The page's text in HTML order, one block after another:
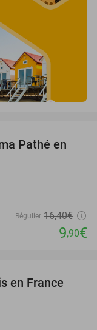
40%
Pathé en
Régulier 16,40€
9,90€
27%
en France